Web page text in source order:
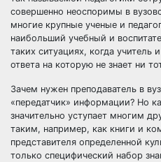
совершенно неоспоримы в
многие крупные ученые и
наибольший учебный и
таких ситуациях, когда учитель
ответа на которую не знает ни
Зачем нужен преподаватель в
«передатчик» информации? Но
значительно уступает многим
таким, например, как книги и
представителя определенной
только специфический набор